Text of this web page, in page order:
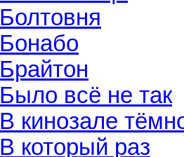
Болтовня
Бонабо
Брайтон
Было всё не так
В кинозале
В который раз